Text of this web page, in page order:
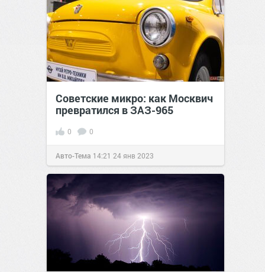
Советские микро: как Москвич
превратился в ЗАЗ-965
0 0
Авто-Тема 14:21 24 янв 2023